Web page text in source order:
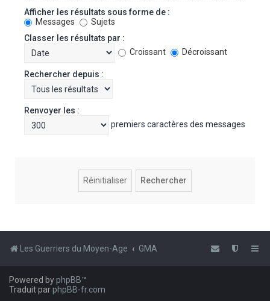
Afficher les résultats sous forme de :
Messages
Sujets
Classer les résultats par :
Croissant
Décroissant
Rechercher depuis :
Renvoyer les :
premiers caractères des messages
Les Guerriers du Moyen-Age GMA
Powered byphpBB™
Traduit parphpBB-fr.com